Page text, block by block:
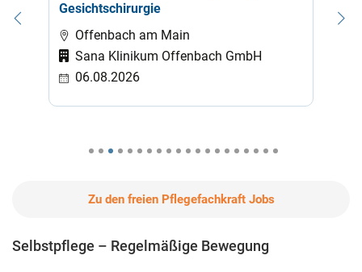
Gesichtschirurgie
Offenbach am Main
Sana Klinikum Offenbach GmbH
06.08.2026
Zu den freien Pflegefachkraft Jobs
Selbstpflege – Regelmäßige Bewegung